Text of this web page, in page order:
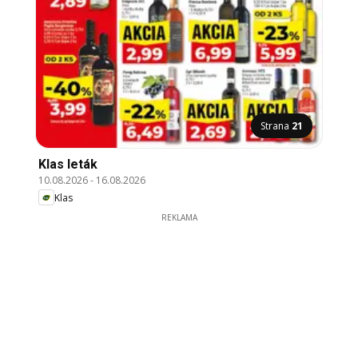
Strana 21
Klas leták
10.08.2026- 16.08.2026
Klas
REKLAMA